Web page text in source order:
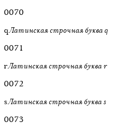
0070
qЛатинская строчная буква q
0071
rЛатинская строчная буква r
0072
sЛатинская строчная буква s
0073